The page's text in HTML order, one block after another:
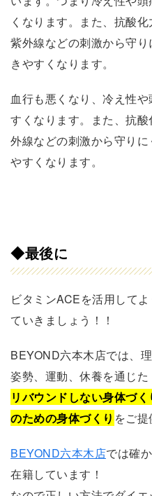
くなります。また、抗酸
紫外線などの刺激から守
きやすくなります。
血行も悪くなり、冷え性
すくなります。また、抗
外線などの刺激から守り
やすくなります。
◆最後に
ビタミンACEを活用して
ていきましょう！！
BEYOND六本木店では、
姿勢、運動、休養を通じた
リバウンドしない身体づ
のための身体づくり をご提
BEYOND六本木店では確
在籍しています！